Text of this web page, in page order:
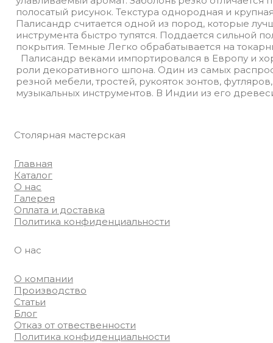
полосатый рисунок. Текстура однородная и
Палисандр считается одной из пород, которые
инструмента быстро тупятся. Поддается сильной
покрытия. Темные Легко обрабатывается на
Палисандр веками импортировался в Европу и
роли декоративного шпона. Один из самых
резной мебели, тростей, рукояток зонтов,
музыкальных инструментов. В Индии из его
Столярная мастерская
Главная
Каталог
О нас
Галерея
Оплата и доставка
Политика конфиденциальности
О нас
О компании
Производство
Статьи
Блог
Отказ от отвественности
Политика конфиденциальности